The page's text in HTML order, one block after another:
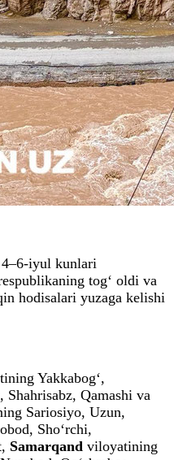
iyul kunlari
tog‘ oldi va
hodisalari yuzaga kelishi
Yakkabog‘,
Qamashi va
Sariosiyo, Uzun,
Sho‘rchi,
Samarqand viloyatining